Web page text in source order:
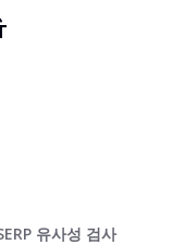
유사성 검사